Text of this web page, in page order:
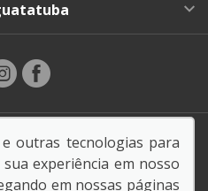
1227 - Jd.
SP
outras tecnologias para
experiência em nosso
em nossas páginas